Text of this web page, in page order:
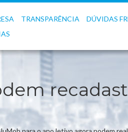
TRANSPARÊNCIA DÚVIDAS